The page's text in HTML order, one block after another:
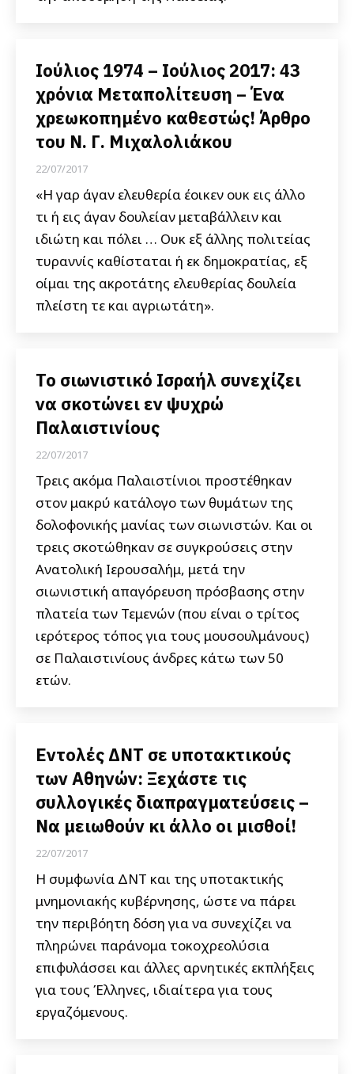
Ιούλιος 1974 – Ιούλιος 2017: 43
χρόνια Μεταπολίτευση – Ένα
χρεωκοπημένο καθεστώς! Άρθρο
του Ν. Γ. Μιχαλολιάκου
22/07/2017
«Η γαρ άγαν ελευθερία έοικεν ουκ εις άλλο
τι ή εις άγαν δουλείαν μεταβάλλειν και
ιδιώτη και πόλει … Ουκ εξ άλλης πολιτείας
τυραννίς καθίσταται ή εκ δημοκρατίας, εξ
οίμαι της ακροτάτης ελευθερίας δουλεία
πλείστη τε και αγριωτάτη».
Το σιωνιστικό Ισραήλ συνεχίζει
να σκοτώνει εν ψυχρώ
Παλαιστινίους
22/07/2017
Τρεις ακόμα Παλαιστίνιοι προστέθηκαν
στον μακρύ κατάλογο των θυμάτων της
δολοφονικής μανίας των σιωνιστών. Και οι
τρεις σκοτώθηκαν σε συγκρούσεις στην
Ανατολική Ιερουσαλήμ, μετά την
σιωνιστική απαγόρευση πρόσβασης στην
πλατεία των Τεμενών (που είναι ο τρίτος
ιερότερος τόπος για τους μουσουλμάνους)
σε Παλαιστινίους άνδρες κάτω των 50
ετών.
Εντολές ΔΝΤ σε υποτακτικούς
των Αθηνών: Ξεχάστε τις
συλλογικές διαπραγματεύσεις –
Να μειωθούν κι άλλο οι μισθοί!
22/07/2017
Η συμφωνία ΔΝΤ και της υποτακτικής
μνημονιακής κυβέρνησης, ώστε να πάρει
την περιβόητη δόση για να συνεχίζει να
πληρώνει παράνομα τοκοχρεολύσια
επιφυλάσσει και άλλες αρνητικές εκπλήξεις
για τους Έλληνες, ιδιαίτερα για τους
εργαζόμενους.